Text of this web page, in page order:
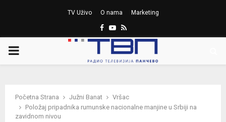
TV Uživo O nama Marketing
Facebook
Youtube
Rss
PRIMARY
Početna Strana Južni Banat
Vršac
Položaj pripadnika rumunske nacionalne manjine u Srbiji na
zavidnom nivou